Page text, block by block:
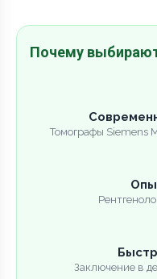
Почему
Томографы Siemens
Заключение в